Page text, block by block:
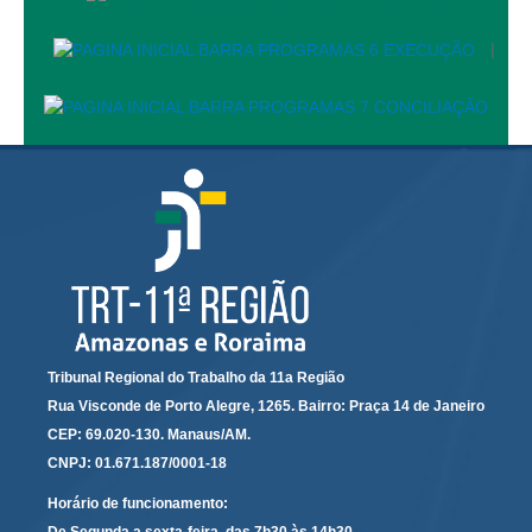
Governança de TI
Governança das Contratações Obras
Rede de Governança Colaborativa
Gestão de Riscos
Laboratório de Inovação
Assessoria de Governança de Gestão de Pessoas
Sites Institucionais
Biblioteca
Educação a distância
|
Tribunal Regional do Trabalho da 11a Região
Rua Visconde de Porto Alegre, 1265. Bairro: Praça 14 de Janeiro
CEP: 69.020-130. Manaus/AM.
CNPJ: 01.671.187/0001-18
Horário de funcionamento: